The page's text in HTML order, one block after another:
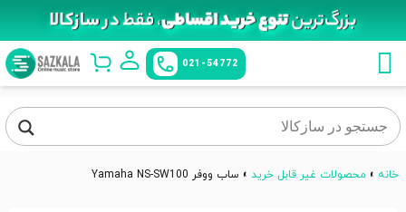
021-54772
خانه » محصولات غیر قابل خرید » ساب ووفر Yamaha NS-SW100